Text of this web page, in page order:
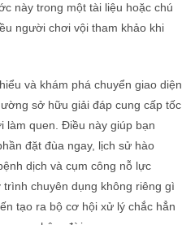
này trong một tài liệu hoặc chú
người chơi vội tham khảo khi
và khám phá chuyển giao diện
sở hữu giải đáp cung cấp tốc
làm quen. Điều này giúp bạn
đặt đùa ngay, lịch sử hào
dịch và cụm công nỗ lực
chuyên dụng không riêng gì
tạo ra bộ cơ hội xử lý chắc hẳn